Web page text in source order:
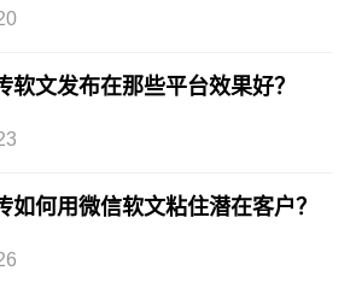
软文发布在那些平台效果好？
如何用微信软文粘住潜在客户？